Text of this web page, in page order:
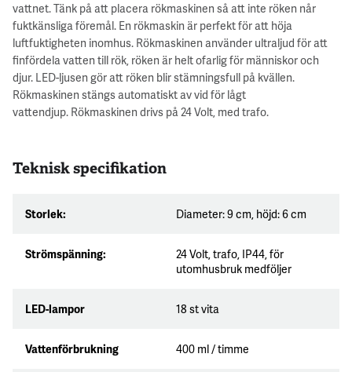
vattnet. Tänk på att placera rökmaskinen så att inte röken når
fuktkänsliga föremål. En rökmaskin är perfekt för att höja
luftfuktigheten inomhus. Rökmaskinen använder ultraljud för att
finfördela vatten till rök, röken är helt ofarlig för människor och
djur. LED-ljusen gör att röken blir stämningsfull på kvällen.
Rökmaskinen stängs automatiskt av vid för lågt
vattendjup. Rökmaskinen drivs på 24 Volt, med trafo.
Teknisk specifikation
Storlek: Diameter: 9 cm, höjd: 6 cm
Strömspänning:
24 Volt, trafo, IP44, för
utomhusbruk medföljer
LED-lampor 18 st vita
Vattenförbrukning 400 ml / timme